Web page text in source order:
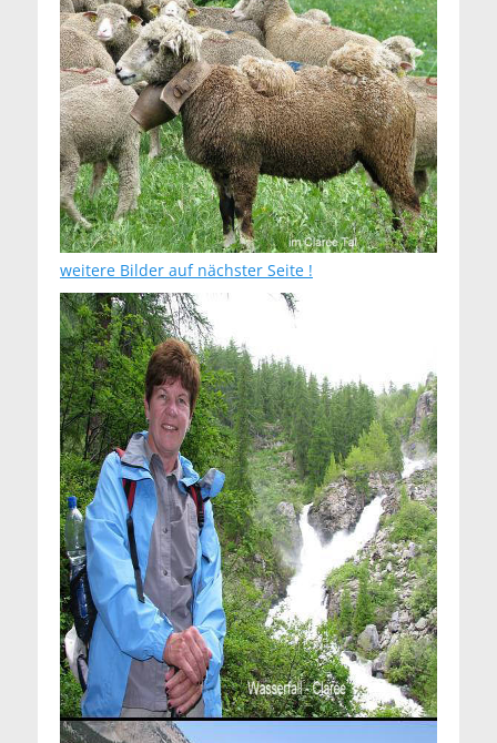
weitere Bilder auf nächster Seite !